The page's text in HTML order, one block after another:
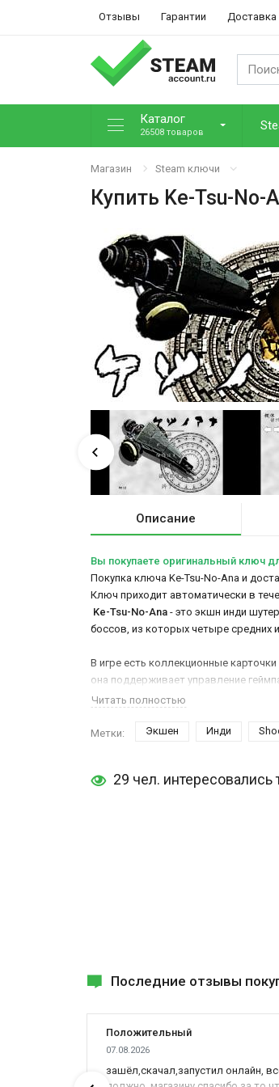
Отзывы Гарантии Доставка
Каталог
26508 товаров
Магазин Steam ключи
Купить Ke-Tsu-No-
Описание
Вы покупаете оригинальный ключ
Покупка ключа Ke-Tsu-No-Ana и
Ключ приходит автоматически в
Ke-Tsu-No-Ana - это экшн инди
боссов, из которых четыре средних
В игре есть коллекционные
она поддерживает управление
Читать полностью
Метки: Экшен Инди
29 чел.
Последние отзывы
Положительный
07.08.2026
зашёл,скачал,запустил онлайн,